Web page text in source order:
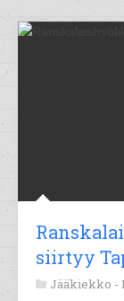
siirtyy
Jääkiekko -